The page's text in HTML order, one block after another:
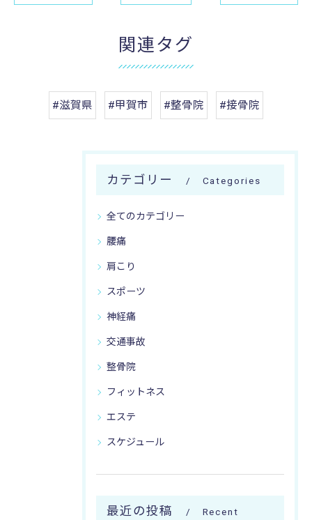
関連タグ
#滋賀県 #甲賀市 #整骨院 #接骨院
カテゴリー Categories
全てのカテゴリー
腰痛
肩こり
スポーツ
神経痛
交通事故
整骨院
フィットネス
エステ
スケジュール
最近の投稿 Recent